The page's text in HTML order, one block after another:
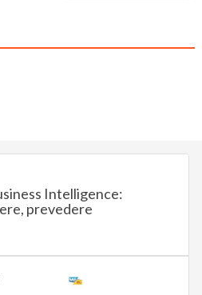
Intelligence:
prevedere